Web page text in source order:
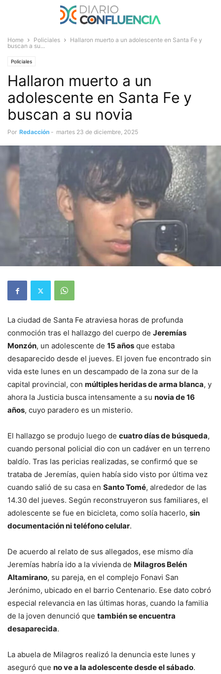
Home Policiales
Hallaron muerto a un adolescente en Santa Fe y
buscan a su...
Policiales
Hallaron muerto a un
adolescente en Santa Fe y
buscan a su novia
Por Redacción - martes 23 de diciembre, 2025
La ciudad de Santa Fe atraviesa horas de profunda
conmoción tras el hallazgo del cuerpo de Jeremías
Monzón, un adolescente de 15 años que estaba
desaparecido desde el jueves. El joven fue encontrado sin
vida este lunes en un descampado de la zona sur de la
capital provincial, con múltiples heridas de arma blanca, y
ahora la Justicia busca intensamente a su novia de 16
años, cuyo paradero es un misterio.
El hallazgo se produjo luego de cuatro días de búsqueda,
cuando personal policial dio con un cadáver en un terreno
baldío. Tras las pericias realizadas, se confirmó que se
trataba de Jeremías, quien había sido visto por última vez
cuando salió de su casa en Santo Tomé, alrededor de las
14.30 del jueves. Según reconstruyeron sus familiares, el
adolescente se fue en bicicleta, como solía hacerlo, sin
documentación ni teléfono celular.
De acuerdo al relato de sus allegados, ese mismo día
Jeremías habría ido a la vivienda de Milagros Belén
Altamirano, su pareja, en el complejo Fonavi San
Jerónimo, ubicado en el barrio Centenario. Ese dato cobró
especial relevancia en las últimas horas, cuando la familia
de la joven denunció que también se encuentra
desaparecida.
La abuela de Milagros realizó la denuncia este lunes y
aseguró que no ve a la adolescente desde el sábado.